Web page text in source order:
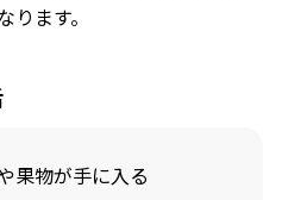
ます。
果物が手に入る